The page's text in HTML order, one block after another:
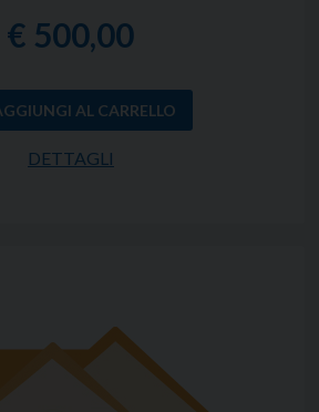
nuova impresa o desideri
il tuo attuale modello di
solido e convincente.
in relazione alla durata della
tipologia dell'azienda e al
settore.
€ 500,00
DETTAGLI